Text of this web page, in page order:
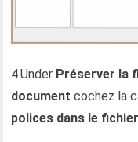
4.Under Préserver la
document cochez la
polices dans le